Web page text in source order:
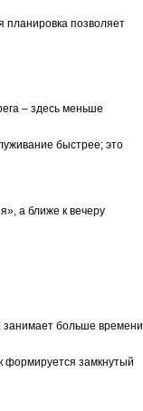
планировка позволяет
– здесь меньше
быстрее; это
а ближе к вечеру
больше времени,
формируется замкнутый